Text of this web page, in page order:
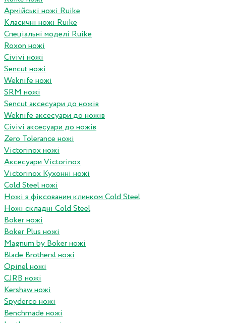
Армійські ножі Ruike
Класичні ножі Ruike
Спеціальні моделі Ruike
Roxon ножi
Civivi ножі
Sencut ножі
Weknife ножі
SRM ножі
Sencut аксесуари до ножів
Weknife аксесуари до ножів
Civivi аксесуари до ножів
Zero Tolerance ножі
Victorinox ножі
Аксесуари Victorinox
Victorinox Кухонні ножі
Cold Steel ножі
Ножі з фіксованим клинком Cold Steel
Ножі складні Cold Steel
Boker ножі
Boker Plus ножі
Magnum by Boker ножі
Blade Brothersl ножі
Opinel ножі
CJRB ножі
Kershaw ножі
Spyderco ножі
Benchmade ножі